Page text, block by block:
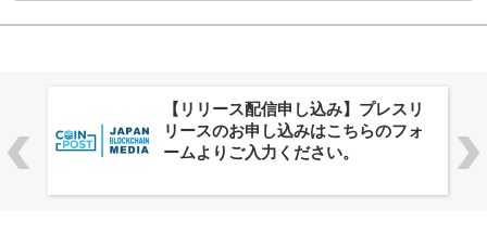
株式会社PlnX、アジア最大級のグロ
ーバルWeb3カンファレンス
「WebX2026」とのコラボレーショ